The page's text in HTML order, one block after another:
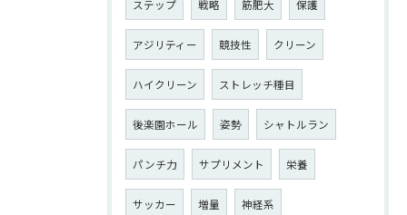
ステップ 戦略 筋肥大 保護
アジリティー 競技性 クリーン
ハイクリーン ストレッチ種目
後楽園ホール 姿勢 シャトルラン
パンチ力 サプリメント 栄養
サッカー 増量 神経系